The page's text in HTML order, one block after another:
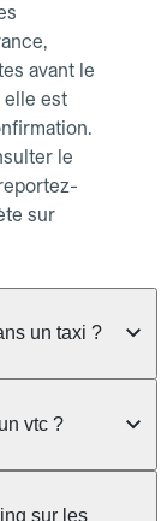
avant le
elle est
le
sur
un taxi ?
bagages
"Message
n'est
vtc ?
à une
sur les